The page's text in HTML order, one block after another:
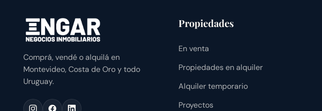
Comprá, vendé o alquilá en
Montevideo, Costa de Oro y todo
Uruguay.
Propiedades
En venta
Propiedades en alquiler
Alquiler temporario
Proyectos